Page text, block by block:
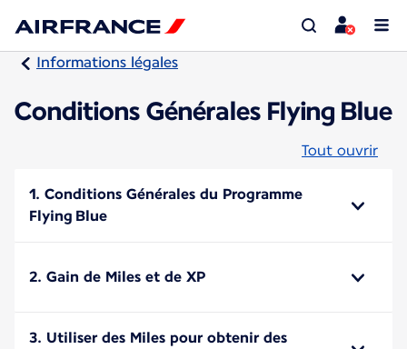
Informations légales
Conditions Générales Flying Blue
Tout ouvrir
1. Conditions Générales du Programme
Flying Blue
2. Gain de Miles et de XP
3. Utiliser des Miles pour obtenir des